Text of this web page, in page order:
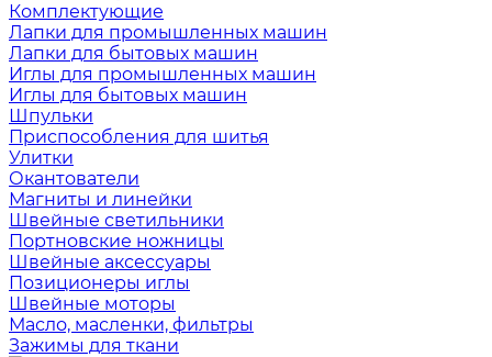
Комплектующие
Лапки для промышленных машин
Лапки для бытовых машин
Иглы для промышленных машин
Иглы для бытовых машин
Шпульки
Приспособления для шитья
Улитки
Окантователи
Магниты и линейки
Швейные светильники
Портновские ножницы
Швейные аксессуары
Позиционеры иглы
Швейные моторы
Масло, масленки, фильтры
Зажимы для ткани